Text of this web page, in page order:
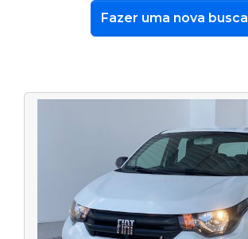
Fazer uma nova busca